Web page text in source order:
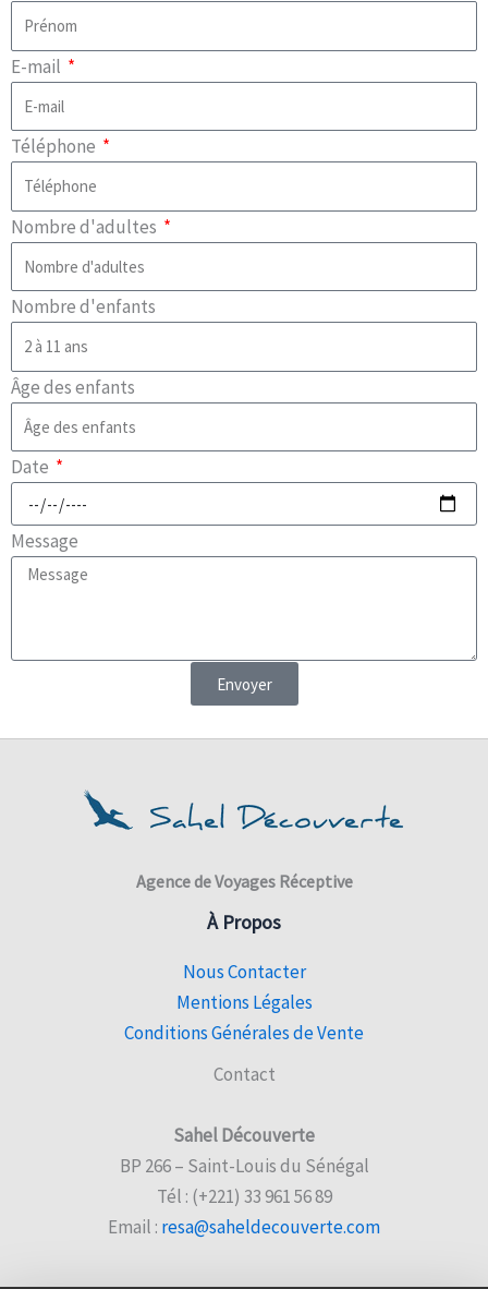
E-mail
Téléphone
Nombre d'adultes
Nombre d'enfants
Âge des enfants
Date
Message
Envoyer
Agence de Voyages Réceptive
À Propos
Nous Contacter
Mentions Légales
Conditions Générales de Vente
Contact
Sahel Découverte
BP 266 – Saint-Louis du Sénégal
Tél : (+221) 33 961 56 89
Email : resa@saheldecouverte.com